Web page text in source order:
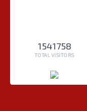
1541758
TOTAL VISITORS